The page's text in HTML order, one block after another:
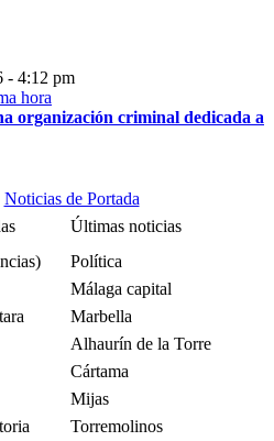
- 4:12 pm
organización criminal dedicada a
Noticias de Portada
Últimas noticias
Política
Málaga capital
Marbella
Alhaurín de la Torre
Cártama
Mijas
Torremolinos